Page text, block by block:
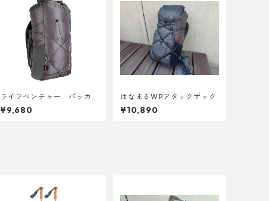
ライフベンチャー パッカ
ブルWPバックパック
¥9,680
はなまるWPアタックザック
¥10,890